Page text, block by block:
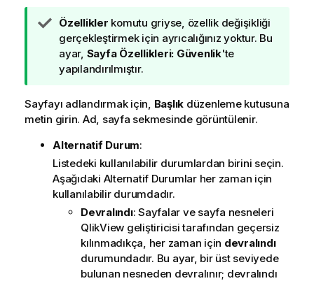
İ
p
u
c
n
o
u
Özellikler komutu griyse, özellik değişikliği
gerçekleştirmek için ayrıcalığınız yoktur. Bu
ayar, Sayfa Özellikleri: Güvenlik'te
yapılandırılmıştır.
Sayfayı adlandırmak için, Başlık düzenleme kutusuna
metin girin. Ad, sayfa sekmesinde görüntülenir.
Alternatif Durum:
Listedeki kullanılabilir durumlardan birini seçin.
Aşağıdaki Alternatif Durumlar her zaman için
kullanılabilir durumdadır.
Devralındı: Sayfalar ve sayfa nesneleri
QlikView geliştiricisi tarafından geçersiz
kılınmadıkça, her zaman için devralındı
durumundadır. Bu ayar, bir üst seviyede
bulunan nesneden devralınır; devralındı